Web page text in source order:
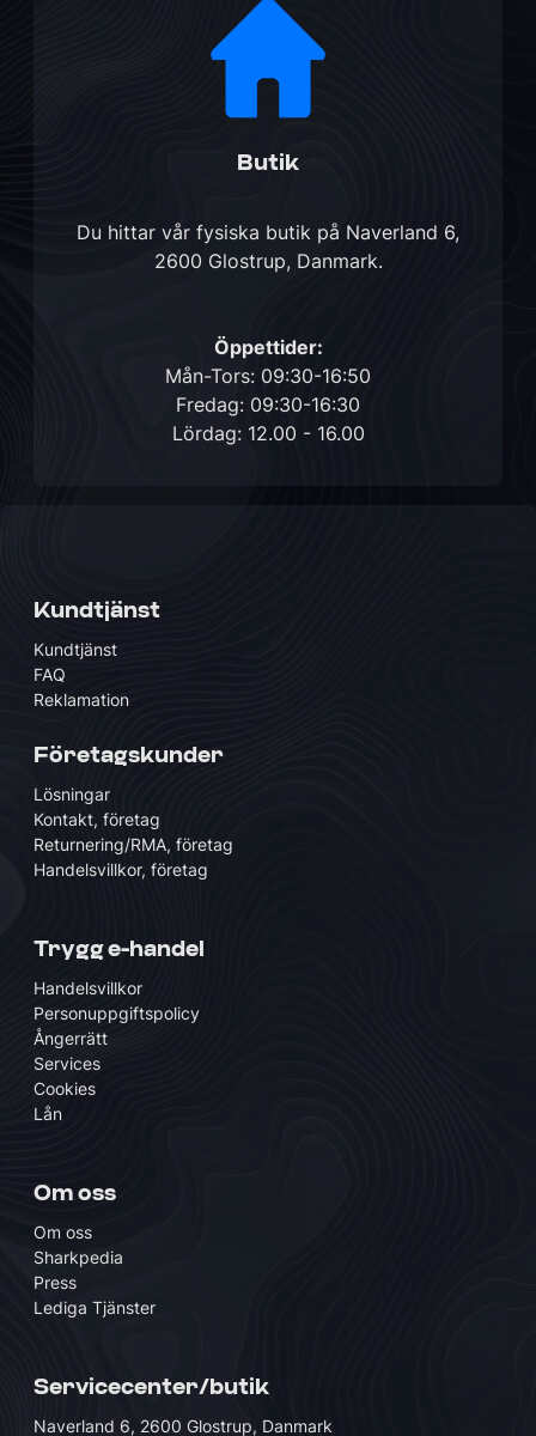
Butik
Du hittar vår fysiska butik på Naverland 6,
2600 Glostrup, Danmark.
Öppettider:
Mån-Tors: 09:30-16:50
Fredag: 09:30-16:30
Lördag: 12.00 - 16.00
Kundtjänst
Kundtjänst
FAQ
Reklamation
Företagskunder
Lösningar
Kontakt, företag
Returnering/RMA, företag
Handelsvillkor, företag
Trygg e-handel
Handelsvillkor
Personuppgiftspolicy
Ångerrätt
Services
Cookies
Lån
Om oss
Om oss
Sharkpedia
Press
Lediga Tjänster
Servicecenter/butik
Naverland 6, 2600 Glostrup, Danmark